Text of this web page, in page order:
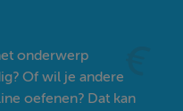
onderwerp
Of wil je andere
oefenen? Dat kan